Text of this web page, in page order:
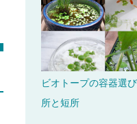
ビオトープの容器選
所と短所